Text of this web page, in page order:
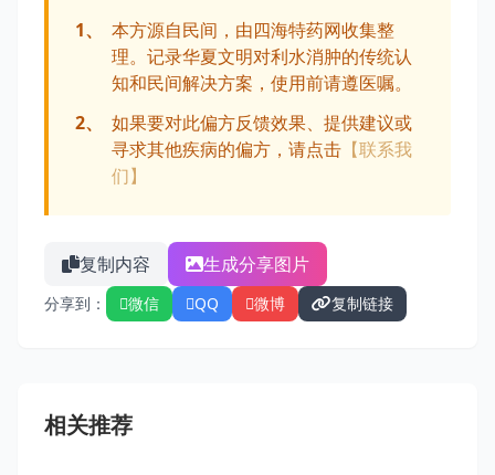
1、
本方源自民间，由四海特药网收集整
理。记录华夏文明对利水消肿的传统认
知和民间解决方案，使用前请遵医嘱。
2、
如果要对此偏方反馈效果、提供建议或
寻求其他疾病的偏方，请点击 【联系我
们】
复制内容 生成分享图片
分享到： 微信 QQ 微博 复制链接
相关推荐